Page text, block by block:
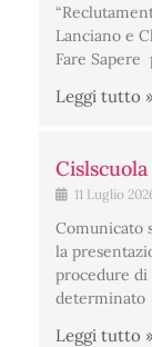
Lanciano e
Fare Sapere
Leggi tutto
11 Luglio
Comunicato
la
procedure
determinato
Leggi tutto